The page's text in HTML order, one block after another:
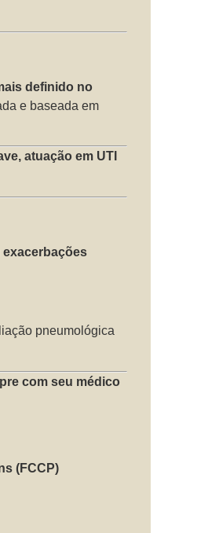
definido no
e baseada em
atuação em UTI
pneumológica
com seu médico
(FCCP)